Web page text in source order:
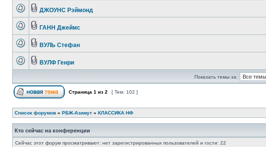
ДЖОУНС Рэймонд
ГАНН Джеймс
ВУЛЬ Стефан
ВУЛФ Генри
Показать темы за:
Страница 1 из 2 [ Тем: 102 ]
Список форумов » РБЖ-Азимут » КЛАССИКА НФ
Кто сейчас на конференции
Сейчас этот форум просматривают: нет зарегистрированных пользователей и гости: 22